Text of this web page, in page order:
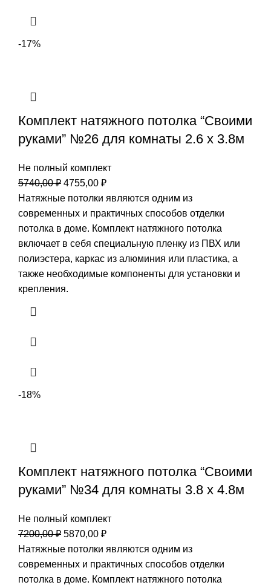
-17%
Комплект натяжного потолка “Своими
руками” №26 для комнаты 2.6 х 3.8м
Не полный комплект
5740,00₽ Первоначальная
цена
составляла
5740,00 ₽.
4755,00 ₽Текущая
цена:
4755,00 ₽.
Натяжные потолки являются одним из
современных и практичных способов отделки
потолка в доме. Комплект натяжного потолка
включает в себя специальную пленку из ПВХ или
полиэстера, каркас из алюминия или пластика, а
также необходимые компоненты для установки и
крепления.
-18%
Комплект натяжного потолка “Своими
руками” №34 для комнаты 3.8 х 4.8м
Не полный комплект
7200,00₽ Первоначальная
цена
составляла
7200,00 ₽.
5870,00 ₽Текущая
цена:
5870,00 ₽.
Натяжные потолки являются одним из
современных и практичных способов отделки
потолка в доме. Комплект натяжного потолка